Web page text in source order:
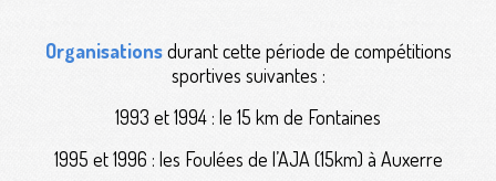
Organisationsdurant cette période de compétitions
sportives suivantes :
1993 et 1994 : le 15 km de Fontaines
1995 et 1996 : les Foulées de l’AJA (15km) à Auxerre